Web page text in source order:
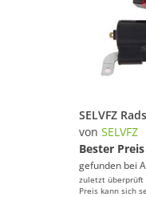
von SELVFZ
Bester Preis
gefunden bei
zuletzt überprüft
Preis kann sich